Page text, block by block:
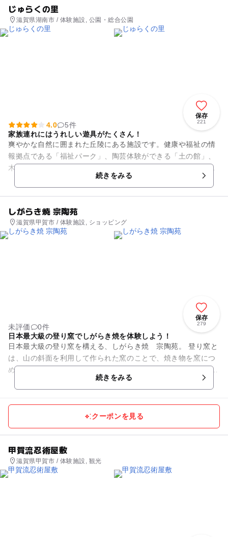
じゅらくの里
滋賀県湖南市 / 体験施設, 公園・総合公園
保存
221
4.0
5件
家族連れにはうれしい遊具がたくさん！
爽やかな自然に囲まれた丘陵にある施設です。健康や福祉の情
報拠点である「福祉パーク」、陶芸体験ができる「土の館」、
木工作品を作ることのできる「木工の館」、地元特産品の販売
や軽食をとることができる「...続きをみる
しがらき焼 宗陶苑
滋賀県甲賀市 / 体験施設, ショッピング
保存
279
未評価
0件
日本最大級の登り窯でしがらき焼を体験しよう！
日本最大級の登り窯を構える、しがらき焼 宗陶苑。 登り窯と
は、山の斜面を利用して作られた窯のことで、焼き物を窯につ
める作業から、焼き上がり、窯の補修をするまでに50～60日を
続きをみる
クーポンを見る
甲賀流忍術屋敷
滋賀県甲賀市 / 体験施設, 観光